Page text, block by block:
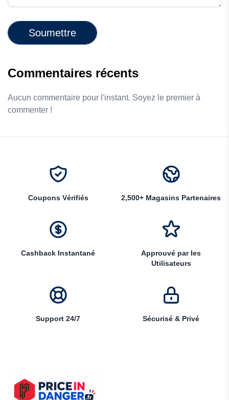
Soumettre
Commentaires récents
Aucun commentaire pour l'instant. Soyez le premier à
commenter !
Coupons Vérifiés 2,500+ Magasins Partenaires
Cashback Instantané
Approuvé par les
Utilisateurs
Support 24/7 Sécurisé & Privé